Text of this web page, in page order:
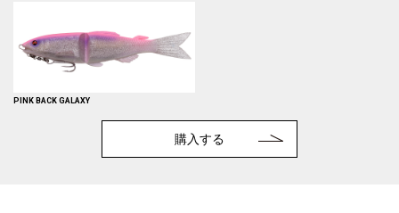
PINK BACK GALAXY
購入する